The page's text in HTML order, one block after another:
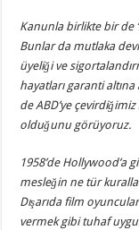
Kanunla birlikte bir de
Bunlar da mutlaka
üyeliği ve
hayatları garanti
de ABD’ye
olduğunu görüyoruz.
1958’de Hollywood’a
mesleğin ne tür
Dışarıda film
vermek gibi tuhaf